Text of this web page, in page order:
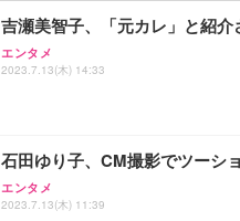
吉瀬美智子、「元カレ」と紹
エンタメ
2023.7.13(木) 14:33
石田ゆり子、CM撮影でツーシ
エンタメ
2023.7.13(木) 11:39